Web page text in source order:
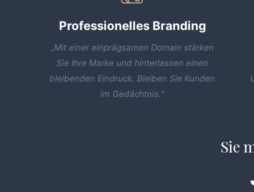
Professionelles Branding
„Mit einer einprägsamen Domain stärken
Sie Ihre Marke und hinterlassen einen
bleibenden Eindruck. Bleiben Sie Kunden
im Gedächtnis.“
Sie